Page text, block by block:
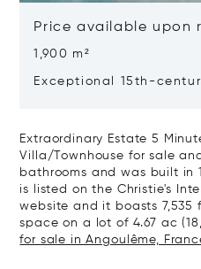
Price available upon
1,900 m²
Exceptional 15th-
Extraordinary Estate 5
Villa/Townhouse for sale
bathrooms and was built in
is listed on the Christie's
website and it boasts 7,535
space on a lot of 4.67 ac
for sale in Angoulême,